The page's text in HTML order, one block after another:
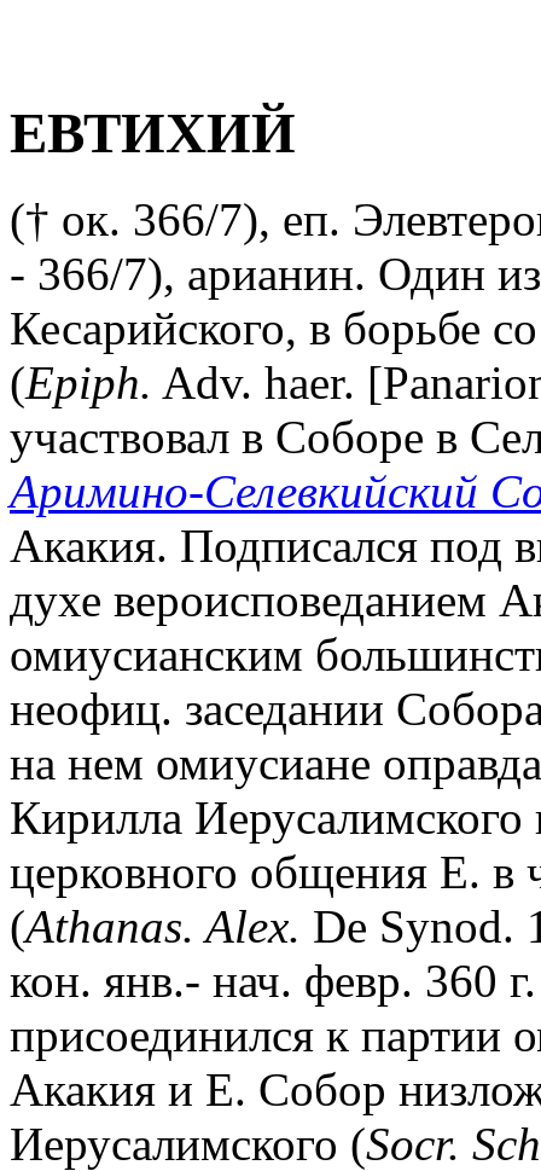
ЕВТИХИЙ
(† ок. 366/7), еп.
- 366/7), арианин. Один
Кесарийского, в борьбе
(Epiph. Adv. haer.
участвовал в Соборе в
Аримино-Селевкийский
Акакия. Подписался под
духе вероисповеданием
омиусианским
неофиц. заседании
на нем омиусиане
Кирилла
церковного общения Е. в
(Athanas. Alex. De Synod.
кон. янв.- нач. февр. 360
присоединился к партии
Акакия и Е. Собор
Иерусалимского (Socr.